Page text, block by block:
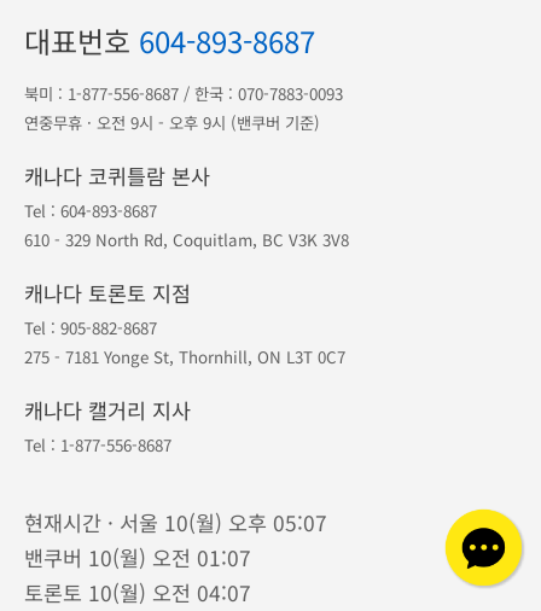
대표번호 604-893-8687
북미 : 1-877-556-8687 / 한국 : 070-7883-0093
연중무휴 · 오전 9시 - 오후 9시 (밴쿠버 기준)
캐나다 코퀴틀람 본사
Tel : 604-893-8687
610 - 329 North Rd, Coquitlam, BC V3K 3V8
캐나다 토론토 지점
Tel : 905-882-8687
275 - 7181 Yonge St, Thornhill, ON L3T 0C7
캐나다 캘거리 지사
Tel : 1-877-556-8687
현재시간 · 서울 10(월) 오후 05:07
밴쿠버 10(월) 오전 01:07
토론토 10(월) 오전 04:07